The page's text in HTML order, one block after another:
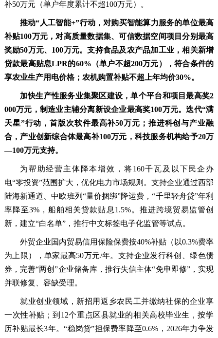
补50万元（单户年度累计不超100万元）。
推动“人工智能+”行动，对购买智能算力服务的单位最高
补贴100万元，对高质量数据集、可信数据空间项目分别最高
奖励50万元、100万元。支持食品及农产品加工业，相关新增
贷款最高贴息LPR的60%（单户不超200万元），符合条件的
享农业生产用电价格；农机购置补贴不超上年均价30%。
加快生产性服务业集聚区建设，单个平台和项目最高奖2
000万元，制造业主辅分离新设企业最高奖100万元。迭代“满
天星”行动，首版次软件最高补50万元；推进科创与产业融
合，产业创新综合体最高补100万元，科技服务机构给予20万
—100万元支持。
为帮助经营主体降本增效，将160千瓦及以下民企办
电“零投资”范围扩大，优化电力市场规则。支持企业通过西部
陆海新通道、中欧班列“量价捆绑”降运费，“千里轻舟贷”年利
率降至3%，船舶相关贷款贴息1.5%。推进跨境贸易监管创
新，建立“白名单”，推行中文标签电子化监管等试点。
外贸企业国内贸易信用保险保费按40%补贴（以0.3%费率
为上限），单家最高50万元/年。支持企业发行科创、绿色债
券，完善“两创”企业储备库，推行失信主体“免申即修”，实现
并联修复、容缺受理。
就业创业领域，新招用返乡农民工并缴纳社保的企业享
一次性补贴；到12个重点区县就业的相关高校毕业生，按学
历补贴最长3年。“稳岗贷”担保费率降至0.6%，2026年力争发